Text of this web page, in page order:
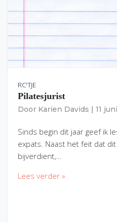
RC'TJE
Pilatesjurist
Door Karien Davids 11
Sinds begin dit jaar geef ik
expats. Naast het feit dat
bijverdient,…
Lees verder »